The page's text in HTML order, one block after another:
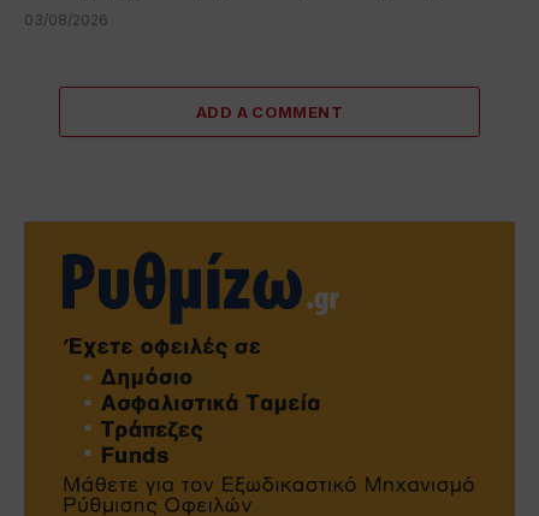
03/08/2026
ADD A COMMENT